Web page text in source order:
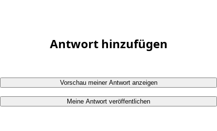
Antwort hinzufügen
Vorschau meiner Antwort anzeigen
Meine Antwort veröffentlichen